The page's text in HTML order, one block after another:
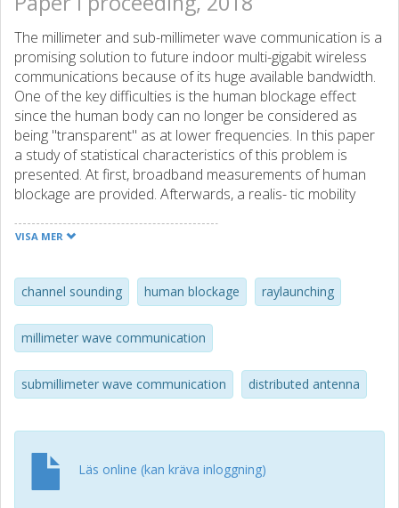
The millimeter and sub-millimeter wave communication is a
promising solution to future indoor multi-gigabit wireless
communications because of its huge available bandwidth.
One of the key difficulties is the human blockage effect
since the human body can no longer be considered as
being "transparent" as at lower frequencies. In this paper
a study of statistical characteristics of this problem is
presented. At first, broadband measurements of human
blockage are provided. Afterwards, a realis- tic mobility
elliptic cylinders are applied to approximate human bodies
durations as well as blockage numbers are obtained by
simulations. Finally, the system performance in presence
of the distributed antennas is evaluated.
VISA MER
channel sounding human blockage raylaunching
millimeter wave communication
submillimeter wave communication distributed antenna
Läs online (kan kräva inloggning)